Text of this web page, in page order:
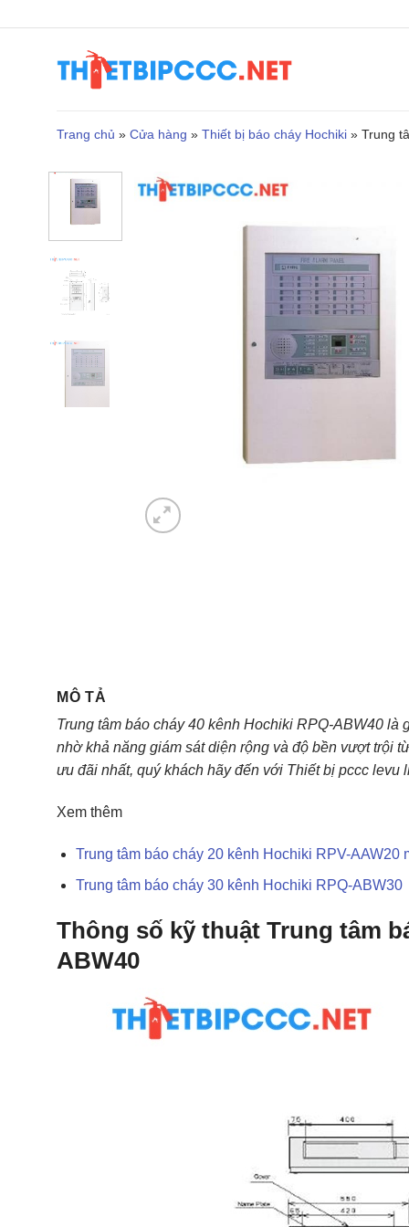
qua
Trang chủ » Cửa hàng » Thiết bị báo cháy Hochiki » Trung
MÔ TẢ
Trung tâm báo cháy 40 kênh Hochiki RPQ-ABW40
nhờ khả năng giám sát diện rộng và độ bền vượt trội
ưu đãi nhất, quý khách hãy đến với Thiết bị pccc levu
Xem thêm
Trung tâm báo cháy 20 kênh Hochiki RPV-AAW20
Trung tâm báo cháy 30 kênh Hochiki RPQ-ABW30
Thông số kỹ thuật Trung tâm
ABW40